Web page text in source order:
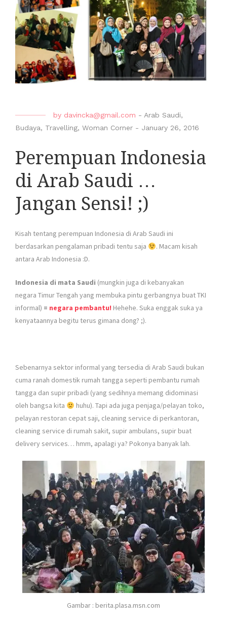
by davincka@gmail.com - Arab Saudi,
Budaya, Travelling, Woman Corner - January 26, 2016
Perempuan Indonesia
di Arab Saudi …
Jangan Sensi! ;)
Kisah tentang perempuan Indonesia di Arab Saudi ini
berdasarkan pengalaman pribadi tentu saja
. Macam kisah
antara Arab Indonesia :D.
Indonesia di mata Saudi (mungkin juga di kebanyakan
negara Timur Tengah yang membuka pintu gerbangnya buat TKI
informal) = negara pembantu! Hehehe. Suka enggak suka ya
kenyataannya begitu terus gimana dong? ;).
Sebenarnya sektor informal yang tersedia di Arab Saudi bukan
cuma ranah domestik rumah tangga seperti pembantu rumah
tangga dan supir pribadi (yang sedihnya memang didominasi
oleh bangsa kita
huhu). Tapi ada juga penjaga/pelayan toko,
pelayan restoran cepat saji, cleaning service di perkantoran,
cleaning service di rumah sakit, supir ambulans, supir buat
delivery services… hmm, apalagi ya? Pokonya banyak lah.
Gambar : berita.plasa.msn.com